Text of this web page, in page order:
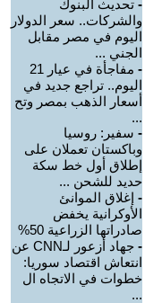
- تحديث البنوك
والشركات.. سعر الدولار
اليوم في مصر مقابل
الجني ...
-
مفاجأة في عيار 21
اليوم.. تراجع جديد في
أسعار الذهب بمصر وتح
...
- سفير: روسيا
وباكستان تعملان على
إطلاق أول خط سكة
حديد للشحن ...
- إغلاق الموانئ
الأوكرانية يخفض
صادراتها الزراعية 50%
-
جهاد أزعور لـCNN عن
انتعاش اقتصاد سوريا:
خطوات في الاتجاه ال
...